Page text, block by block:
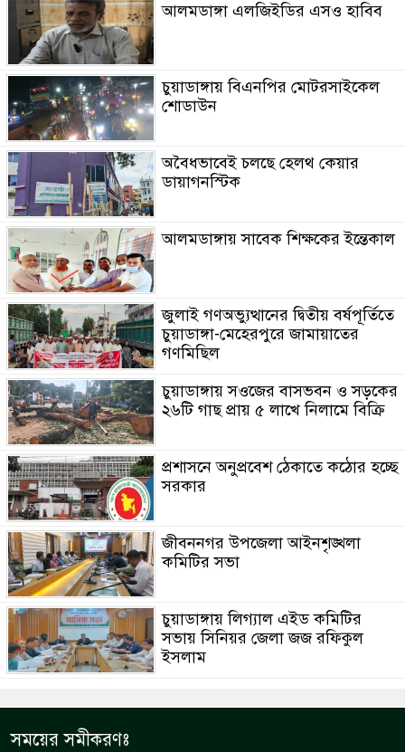
আলমডাঙ্গা এলজিইডির এসও হাবিব
চুয়াডাঙ্গায় বিএনপির মোটরসাইকেল
শোডাউন
অবৈধভাবেই চলছে হেলথ কেয়ার
ডায়াগনস্টিক
আলমডাঙ্গায় সাবেক শিক্ষকের ইন্তেকাল
জুলাই গণঅভ্যুত্থানের দ্বিতীয় বর্ষপূর্তিতে
চুয়াডাঙ্গা-মেহেরপুরে জামায়াতের
গণমিছিল
চুয়াডাঙ্গায় সওজের বাসভবন ও সড়কের
২৬টি গাছ প্রায় ৫ লাখে নিলামে বিক্রি
প্রশাসনে অনুপ্রবেশ ঠেকাতে কঠোর হচ্ছে
সরকার
জীবননগর উপজেলা আইনশৃঙ্খলা
কমিটির সভা
চুয়াডাঙ্গায় লিগ্যাল এইড কমিটির
সভায় সিনিয়র জেলা জজ রফিকুল
ইসলাম
সময়ের সমীকরণঃ